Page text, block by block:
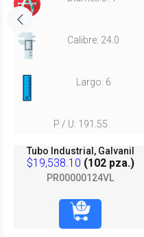
Calibre: 24.0
Largo: 6
P / U: 191.55
Tubo Industrial, Galvanil
$19,538.10 (102 pza.)
PR00000124VL